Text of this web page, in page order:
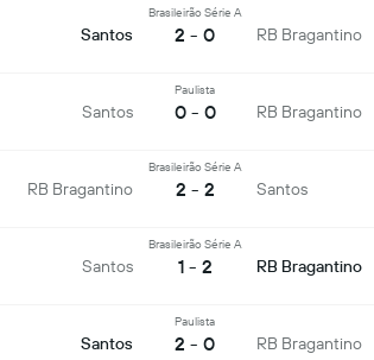
Santos
Brasileirão Série A
2 - 0 RB Bragantino
Santos
Paulista
0 - 0 RB Bragantino
RB Bragantino
Brasileirão Série A
2 - 2 Santos
Santos
Brasileirão Série A
1 - 2 RB Bragantino
Santos
Paulista
2 - 0 RB Bragantino